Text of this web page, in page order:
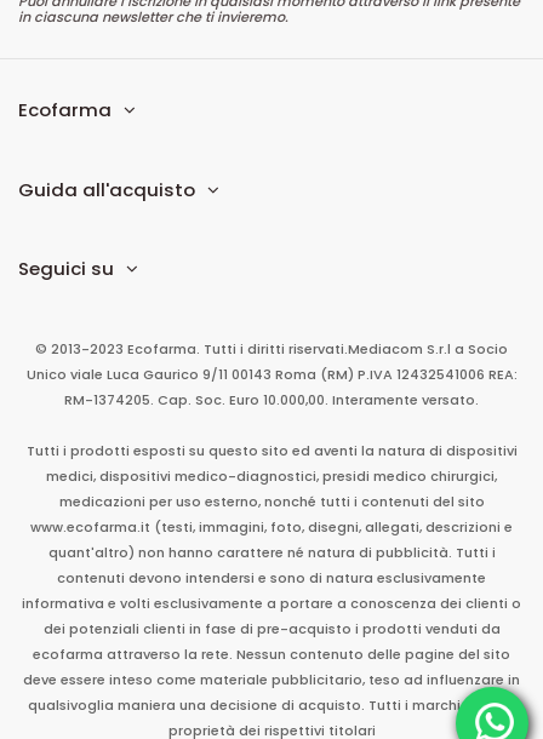
in ciascuna newsletter che ti invieremo.
Ecofarma
Guida all'acquisto
Seguici su
© 2013-2023 Ecofarma. Tutti i diritti riservati.Mediacom S.r.l a Socio
Unico viale Luca Gaurico 9/11 00143 Roma (RM) P.IVA 12432541006 REA:
RM-1374205. Cap. Soc. Euro 10.000,00. Interamente versato.
Tutti i prodotti esposti su questo sito ed aventi la natura di dispositivi
medici, dispositivi medico-diagnostici, presidi medico chirurgici,
medicazioni per uso esterno, nonché tutti i contenuti del sito
www.ecofarma.it (testi, immagini, foto, disegni, allegati, descrizioni e
quant'altro) non hanno carattere né natura di pubblicità. Tutti i
contenuti devono intendersi e sono di natura esclusivamente
informativa e volti esclusivamente a portare a conoscenza dei clienti o
dei potenziali clienti in fase di pre-acquisto i prodotti venduti da
ecofarma attraverso la rete. Nessun contenuto delle pagine del sito
deve essere inteso come materiale pubblicitario, teso ad influenzare in
qualsivoglia maniera una decisione di acquisto. Tutti i marchi sono di
proprietà dei rispettivi titolari